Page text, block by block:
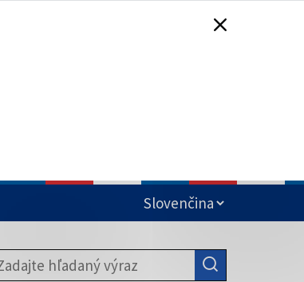
OTVORÍ NA NOVEJ KARTE
SA OTVORÍ NA NOVEJ KARTE
SA OTVORÍ NA NOVEJ KARTE